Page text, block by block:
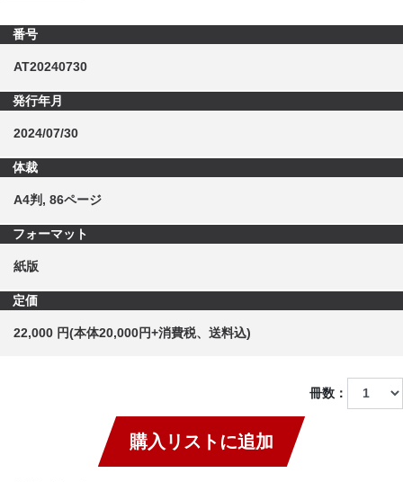
番号
AT20240730
発行年月
2024/07/30
体裁
A4判, 86ページ
フォーマット
紙版
定価
22,000 円(本体20,000円+消費税、送料込)
冊数：
購入リストに追加